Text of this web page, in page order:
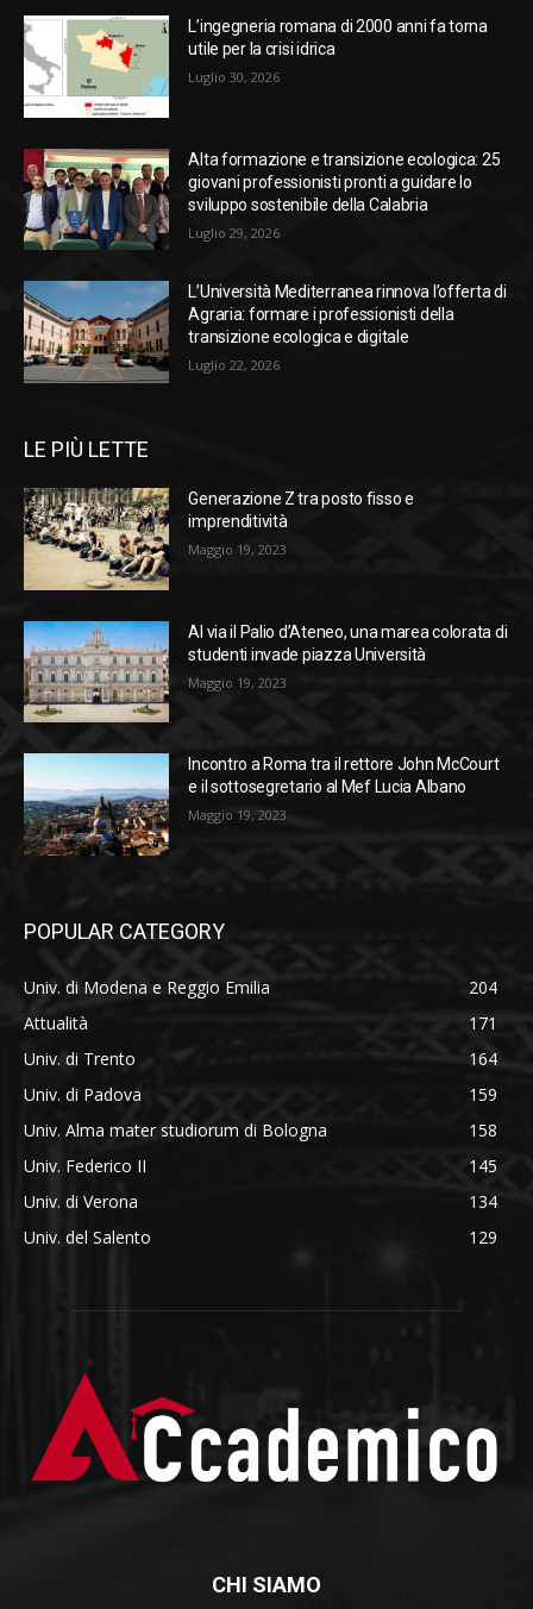
L’ingegneria romana di 2000 anni fa torna
utile per la crisi idrica
Luglio 30, 2026
Alta formazione e transizione ecologica: 25
giovani professionisti pronti a guidare lo
sviluppo sostenibile della Calabria
Luglio 29, 2026
L’Università Mediterranea rinnova l’offerta di
Agraria: formare i professionisti della
transizione ecologica e digitale
Luglio 22, 2026
LE PIÙ LETTE
Generazione Z tra posto fisso e
imprenditività
Maggio 19, 2023
Al via il Palio d’Ateneo, una marea colorata di
studenti invade piazza Università
Maggio 19, 2023
Incontro a Roma tra il rettore John McCourt
e il sottosegretario al Mef Lucia Albano
Maggio 19, 2023
POPULAR CATEGORY
Univ. di Modena e Reggio Emilia
204
Attualità
171
Univ. di Trento
164
Univ. di Padova
159
Univ. Alma mater studiorum di Bologna
158
Univ. Federico II
145
Univ. di Verona
134
Univ. del Salento
129
CHI SIAMO